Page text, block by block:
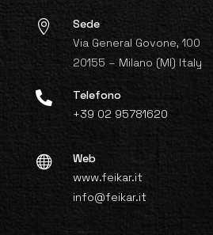

Sede
Via General Govone, 100
20155 – Milano (MI) Italy

Telefono
+39 02 95781620

Web
www.feikar.it
info@feikar.it